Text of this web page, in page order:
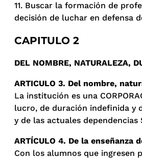
11. Buscar la formación de
decisión de luchar en defensa
CAPITULO 2
DEL NOMBRE, NATURALEZA,
ARTICULO 3. Del nombre,
La institución es una
lucro, de duración indefinida y
y de las actuales
ARTÍCULO 4. De la enseñanza
Con los alumnos que ingresen